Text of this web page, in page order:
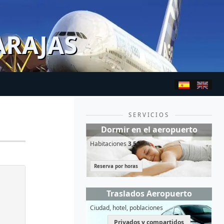
SERVICIOS
Dormir en el aeropuerto
Habitaciones3,5*
Reserva por horas
Traslados Aeropuerto
Ciudad, hotel, poblaciones